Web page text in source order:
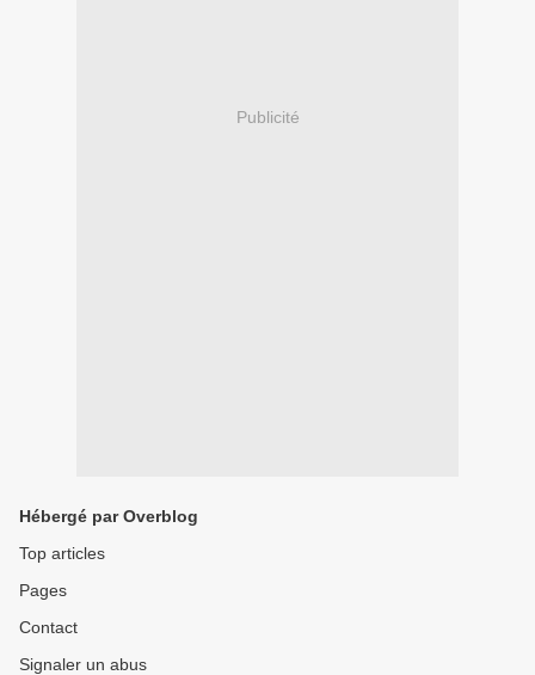
Publicité
Hébergé par Overblog
Top articles
Pages
Contact
Signaler un abus